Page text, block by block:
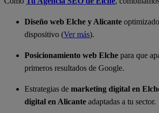
Diseño web Elche y Alicante
dispositivo (Ver más).
Posicionamiento web Elche para que
primeros resultados de Google.
Estrategias de marketing digital en
digital en Alicante adaptadas a tu sector.